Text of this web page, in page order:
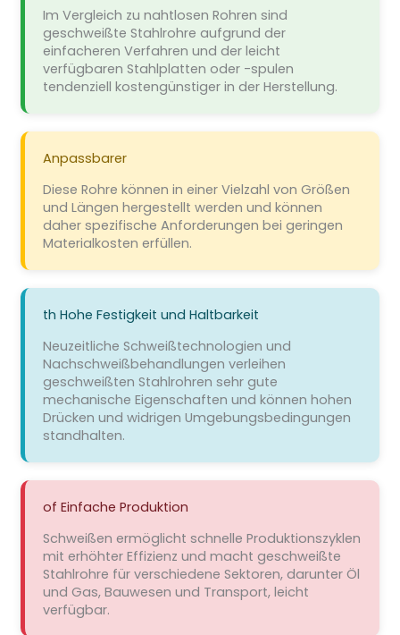
Im Vergleich zu nahtlosen Rohren sind
geschweißte Stahlrohre aufgrund der
einfacheren Verfahren und der leicht
verfügbaren Stahlplatten oder -spulen
tendenziell kostengünstiger in der Herstellung.
Anpassbarer
Diese Rohre können in einer Vielzahl von Größen
und Längen hergestellt werden und können
daher spezifische Anforderungen bei geringen
Materialkosten erfüllen.
th Hohe Festigkeit und Haltbarkeit
Neuzeitliche Schweißtechnologien und
Nachschweißbehandlungen verleihen
geschweißten Stahlrohren sehr gute
mechanische Eigenschaften und können hohen
Drücken und widrigen Umgebungsbedingungen
standhalten.
of Einfache Produktion
Schweißen ermöglicht schnelle Produktionszyklen
mit erhöhter Effizienz und macht geschweißte
Stahlrohre für verschiedene Sektoren, darunter Öl
und Gas, Bauwesen und Transport, leicht
verfügbar.